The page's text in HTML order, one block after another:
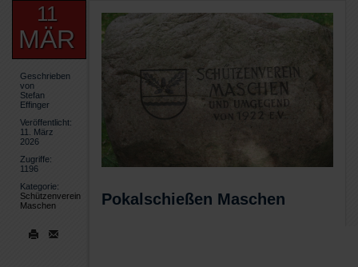
11
MÄR
Geschrieben
von
Stefan
Effinger
Veröffentlicht:
11. März
2026
Zugriffe:
1196
Kategorie:
Schützenverein
Maschen
Pokalschießen Maschen